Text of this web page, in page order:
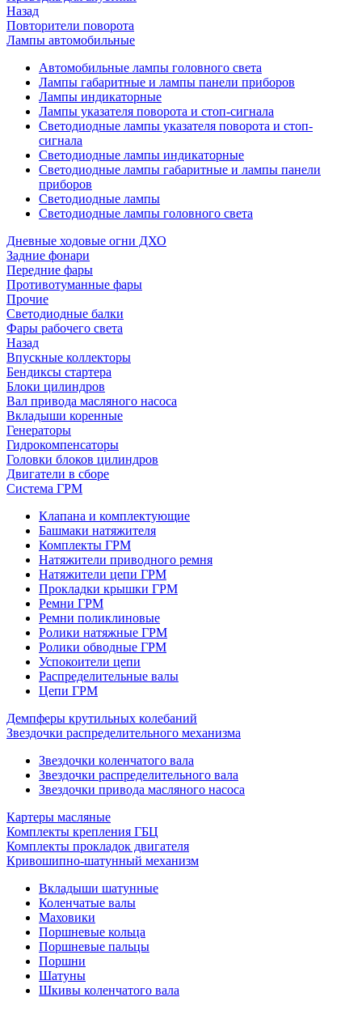
Назад
Повторители поворота
Лампы автомобильные
Автомобильные лампы головного света
Лампы габаритные и лампы панели приборов
Лампы индикаторные
Лампы указателя поворота и стоп-сигнала
Светодиодные лампы указателя поворота и стоп-
сигнала
Светодиодные лампы индикаторные
Светодиодные лампы габаритные и лампы панели
приборов
Светодиодные лампы
Светодиодные лампы головного света
Дневные ходовые огни ДХО
Задние фонари
Передние фары
Противотуманные фары
Прочие
Светодиодные балки
Фары рабочего света
Назад
Впускные коллекторы
Бендиксы стартера
Блоки цилиндров
Вал привода масляного насоса
Вкладыши коренные
Генераторы
Гидрокомпенсаторы
Головки блоков цилиндров
Двигатели в сборе
Система ГРМ
Клапана и комплектующие
Башмаки натяжителя
Комплекты ГРМ
Натяжители приводного ремня
Натяжители цепи ГРМ
Прокладки крышки ГРМ
Ремни ГРМ
Ремни поликлиновые
Ролики натяжные ГРМ
Ролики обводные ГРМ
Успокоители цепи
Распределительные валы
Цепи ГРМ
Демпферы крутильных колебаний
Звездочки распределительного механизма
Звездочки коленчатого вала
Звездочки распределительного вала
Звездочки привода масляного насоса
Картеры масляные
Комплекты крепления ГБЦ
Комплекты прокладок двигателя
Кривошипно-шатунный механизм
Вкладыши шатунные
Коленчатые валы
Маховики
Поршневые кольца
Поршневые пальцы
Поршни
Шатуны
Шкивы коленчатого вала